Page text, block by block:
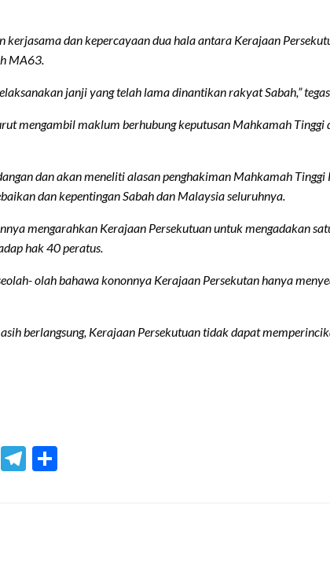
dan kepercayaan dua hala antara Kerajaan
MA63.
janji yang telah lama dinantikan rakyat Sabah,”
mengambil maklum berhubung keputusan Mahkamah
dan akan meneliti alasan penghakiman Mahkamah
dan kepentingan Sabah dan Malaysia seluruhnya.
mengarahkan Kerajaan Persekutuan untuk mengadakan
hak 40 peratus.
olah bahawa kononnya Kerajaan Persekutan hanya
berlangsung, Kerajaan Persekutuan tidak dapat
ThreadsTelegram